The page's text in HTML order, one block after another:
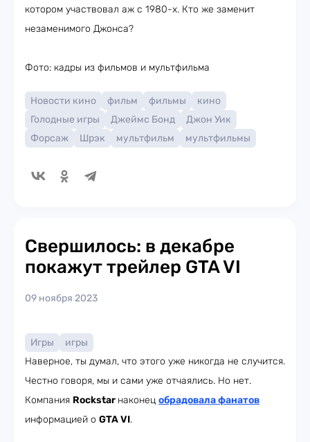
котором участвовал аж с 1980-х. Кто же заменит
незаменимого Джонса?
Фото: кадры из фильмов и мультфильма
Новости кино фильм фильмы
кино
Голодные игры
Джеймс Бонд
Джон Уик
Форсаж
Шрэк мультфильм мультфильмы
Свершилось: в декабре
покажут трейлер GTA VI
09 ноября 2023
Игры
игры
Наверное, ты думал, что этого уже никогда не случится.
Честно говоря, мы и сами уже отчаялись. Но нет.
Компания Rockstar наконец обрадовала фанатов
информацией о GTA VI.